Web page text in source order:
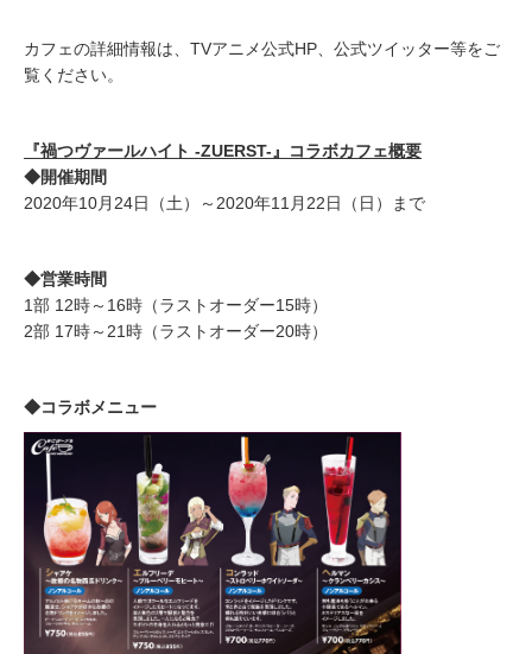
カフェの詳細情報は、TVアニメ公式HP、公式ツイッター等をご
覧ください。
『禍つヴァールハイト -ZUERST-』コラボカフェ概要
◆開催期間
2020年10月24日（土）～2020年11月22日（日）まで
◆営業時間
1部 12時～16時（ラストオーダー15時）
2部 17時～21時（ラストオーダー20時）
◆コラボメニュー